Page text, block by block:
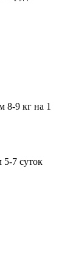
8-9 кг на 1
7 суток